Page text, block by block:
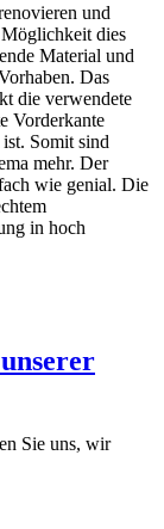
und
Möglichkeit dies
Material und
Das
die verwendete
Vorderkante
Somit sind
mehr. Der
wie genial. Die
in hoch
Sie uns, wir